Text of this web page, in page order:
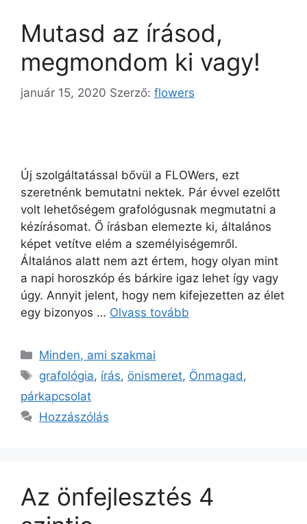
Mutasd az írásod,
megmondom ki vagy!
január 15, 2020 Szerző: flowers
Új szolgáltatással bővül a FLOWers, ezt
szeretnénk bemutatni nektek. Pár évvel ezelőtt
volt lehetőségem grafológusnak megmutatni a
kézírásomat. Ő írásban elemezte ki, általános
képet vetítve elém a személyiségemről.
Általános alatt nem azt értem, hogy olyan mint
a napi horoszkóp és bárkire igaz lehet így vagy
úgy. Annyit jelent, hogy nem kifejezetten az élet
egy bizonyos … Olvass tovább
Minden, ami szakmai
grafológia, írás, önismeret, Önmagad ,
párkapcsolat
Hozzászólás
Az önfejlesztés 4